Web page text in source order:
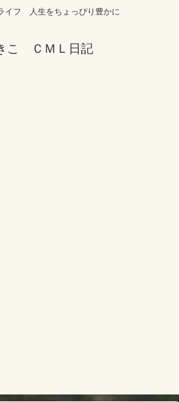
イフ 人生をちょっぴり豊かに
こ ＣＭＬ日記